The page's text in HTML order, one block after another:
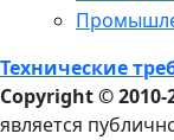
Технические
Copyright © 2010-
является